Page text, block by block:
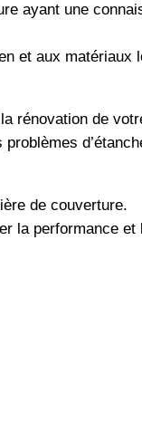
ayant une
et aux matériaux
rénovation de
de couverture.
la performance